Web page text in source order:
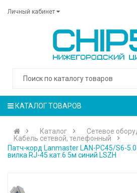
Личный кабинет
КАТАЛОГ ТОВАРОВ
Каталог
Сетевое
Кабель сетевой, телефонный
Патч-корд Lanmaster LAN-PC45/S6-
вилка RJ-45 кат.6 5м синий LSZH